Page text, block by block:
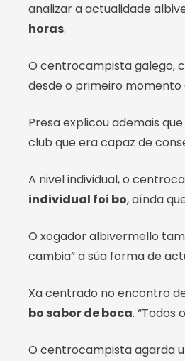
analizar a actualidade
horas.
O centrocampista galego,
desde o primeiro momento
Presa explicou ademais que
club que era capaz de
A nivel individual, o
individual foi bo, aínda
O xogador albivermello
cambia” a súa forma de
Xa centrado no encontro
bo sabor de boca. “Todos
O centrocampista agarda